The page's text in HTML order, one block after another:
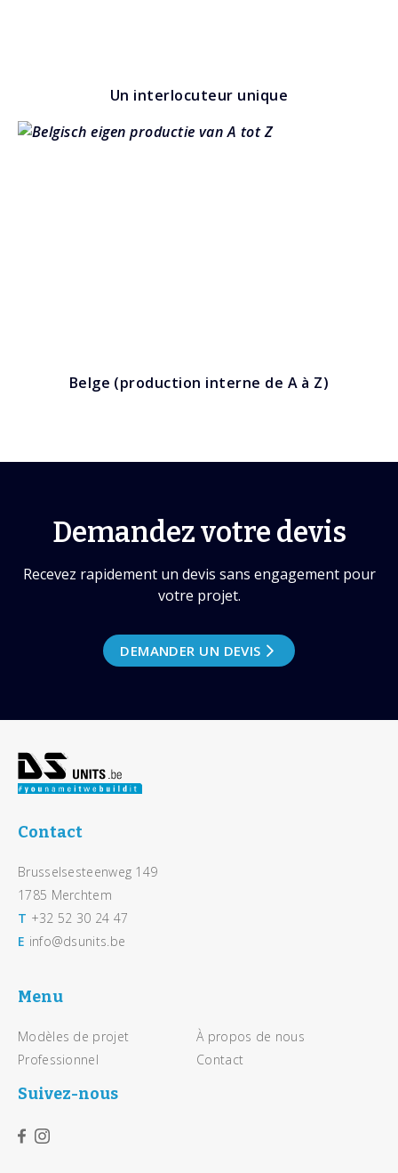
Un interlocuteur unique
Belge (production interne de A à Z)
Demandez votre devis
Recevez rapidement un devis sans engagement pour
votre projet.
DEMANDER UN DEVIS
Contact
Brusselsesteenweg 149
1785 Merchtem
T +32 52 30 24 47
E info@dsunits.be
Menu
Modèles de projet
Professionnel
À propos de nous
Contact
Suivez-nous